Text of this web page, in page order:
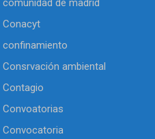
comunidad de madrid
Conacyt
confinamiento
Consrvación ambiental
Contagio
Convoatorias
Convocatoria